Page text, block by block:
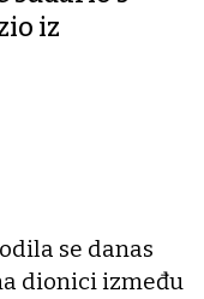
iz
se danas
dionici između